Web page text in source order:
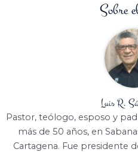
Sobre
Luis R.
Pastor, teólogo, esposo y
más de 50 años, en
Cartagena. Fue presidente